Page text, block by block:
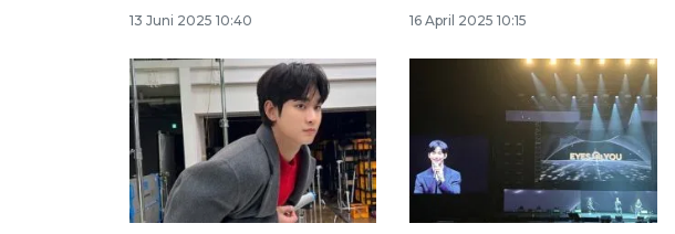
13 Juni 2025 10:40 16 April 2025 10:15